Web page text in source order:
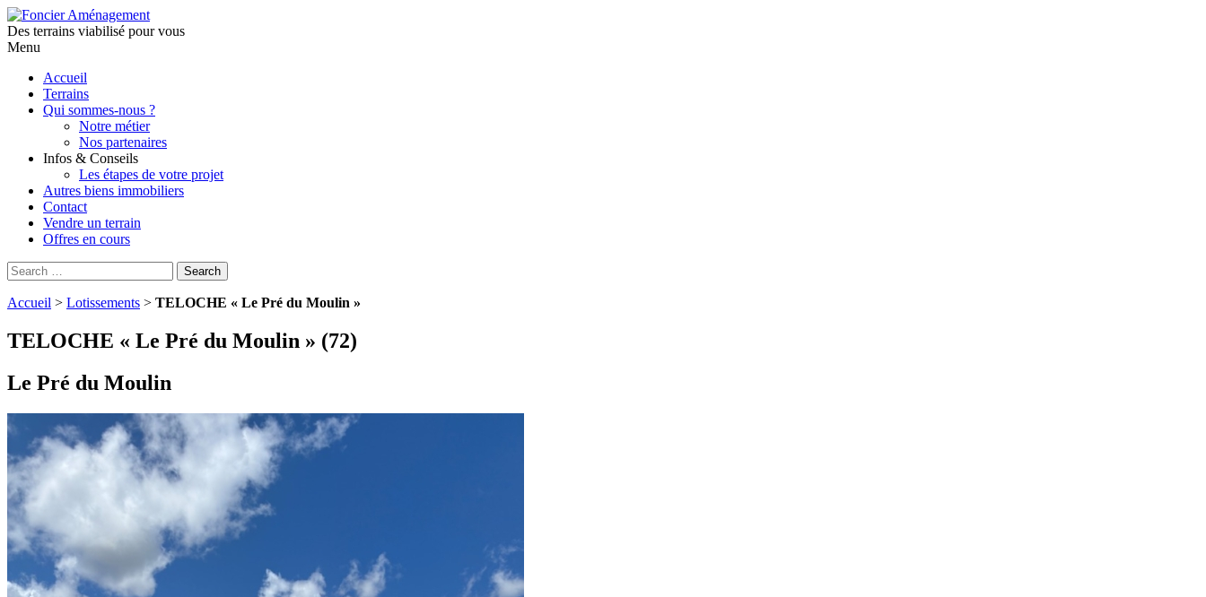
Des terrains viabilisé pour vous
Menu
contenu
principal
Accueil
Terrains
Qui sommes-nous ?
Notre métier
Nos partenaires
Infos & Conseils
Les étapes de votre projet
Autres biens immobiliers
Contact
Vendre un terrain
Offres en cours
Search
for:
Search
Accueil > Lotissements > TELOCHE « Le Pré du Moulin »
TELOCHE « Le Pré du Moulin » (72)
Le Pré du Moulin